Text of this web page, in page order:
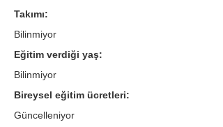
Takımı:
Bilinmiyor
Eğitim verdiği yaş:
Bilinmiyor
Bireysel eğitim ücretleri:
Güncelleniyor